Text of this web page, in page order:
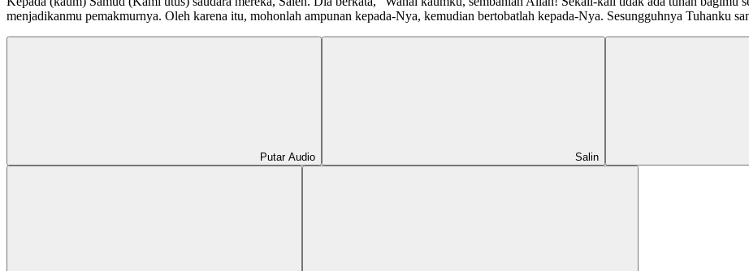
menjadikanmu pemakmurnya. Oleh karena itu, mohonlah ampunan kepada-Nya, kemudian bertobatlah kepada-Nya. Sesungguhnya Tuhanku
Putar Audio Salin